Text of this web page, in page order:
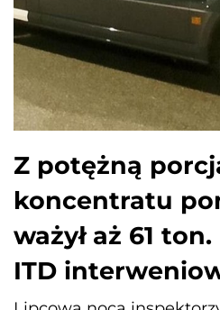
Z potężną
koncentratu
ważył aż 61
ITD